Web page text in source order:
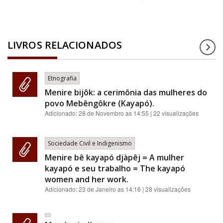
LIVROS RELACIONADOS
Etnografia
Menire bijôk: a cerimônia das mulheres do
povo Mebêngôkre (Kayapó).
Adicionado:28 de Novembro as 14:55 | 22 visualizações
Sociedade Civil e Indigenismo
Menire bê kayapó djàpêj = A mulher
kayapó e seu trabalho = The kayapó
women and her work.
Adicionado:23 de Janeiro as 14:16 | 28 visualizações